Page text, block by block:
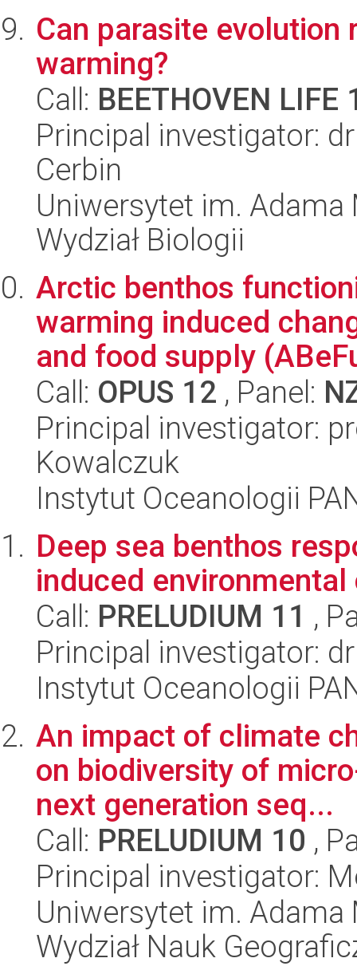
Can parasite
warming?
Call: BEETHOVEN LIFE
Principal investigator:
Cerbin
Uniwersytet im.
Wydział Biologii
Arctic benthos
warming induced
and food supply
Call: OPUS 12 , Panel:
Principal investigator:
Kowalczuk
Instytut Oceanologii
Deep sea benthos
induced
Call: PRELUDIUM 11 ,
Principal investigator:
Instytut Oceanologii
An impact of climate
on biodiversity of
next generation seq...
Call: PRELUDIUM 10 ,
Principal investigator:
Uniwersytet im.
Wydział Nauk